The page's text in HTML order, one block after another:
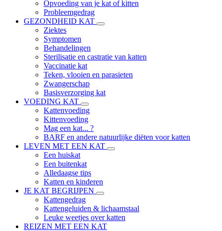
Opvoeding van je kat of kitten
Probleemgedrag
GEZONDHEID KAT
Ziektes
Symptomen
Behandelingen
Sterilisatie en castratie van katten
Vaccinatie kat
Teken, vlooien en parasieten
Zwangerschap
Basisverzorging kat
VOEDING KAT
Kattenvoeding
Kittenvoeding
Mag een kat... ?
BARF en andere natuurlijke diëten voor katten
LEVEN MET EEN KAT
Een huiskat
Een buitenkat
Alledaagse tips
Katten en kinderen
JE KAT BEGRIJPEN
Kattengedrag
Kattengeluiden & lichaamstaal
Leuke weetjes over katten
REIZEN MET EEN KAT